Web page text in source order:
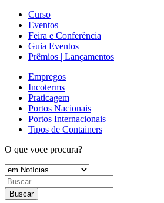
Curso
Eventos
Feira e Conferência
Guia Eventos
Prêmios | Lançamentos
Empregos
Incoterms
Praticagem
Portos Nacionais
Portos Internacionais
Tipos de Containers
O que voce procura?
Buscar